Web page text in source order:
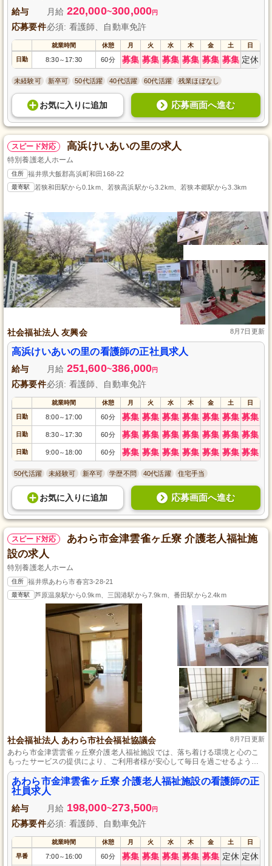
給与 月給 220,000~300,000円
応募要件必須: 看護師、自動車免許
就業時間 休憩 月 火 水 木 金 土 日
日勤 8:30～ 17:30 60分 募集 募集 募集 募集 募集 募集 定休
未経験可 新卒可 50代活躍 40代活躍 60代活躍 残業ほぼなし
お気に入り に追加 応募画面へ進む
スピード対応 高浜けいあいの里の求人
特別養護老人ホーム
住所 福井県大飯郡高浜町和田168-22
最寄駅 若狭和田駅から0.1km、若狭高浜駅から3.2km、若狭本郷駅から3.3km
社会福祉法人 友興会 8月7日更新
高浜けいあいの里の看護師の正社員求人
給与 月給 251,600~386,000円
応募要件必須: 看護師、自動車免許
就業時間 休憩 月 火 水 木 金 土 日
日勤 8:00～ 17:00 60分 募集 募集 募集 募集 募集 募集 募集
日勤 8:30～ 17:30 60分 募集 募集 募集 募集 募集 募集 募集
日勤 9:00～ 18:00 60分 募集 募集 募集 募集 募集 募集 募集
50代活躍 未経験可 新卒可 学歴不問 40代活躍 住宅手当
お気に入り に追加 応募画面へ進む
スピード対応
あわら市金津雲雀ヶ丘寮 介護老人福祉施
設の求人
特別養護老人ホーム
住所 福井県あわら市春宮3-28-21
最寄駅 芦原温泉駅から0.9km、三国港駅から7.9km、番田駅から2.4km
社会福祉法人 あわら市社会福祉協議会 8月7日更新
あわら市金津雲雲雀ヶ丘寮介護老人福祉施設では、落ち着ける環境と心のこ
もったサービスの提供により、ご利用者様が安心して毎日を過ごせるような
サポートをしています。
あわら市金津雲雀ヶ丘寮 介護老人福祉施設の看護師の正
社員求人
給与 月給 198,000~273,500円
応募要件必須: 看護師、自動車免許
就業時間 休憩 月 火 水 木 金 土 日
早番 7:00～ 16:00 60分 募集 募集 募集 募集 募集 定休 定休